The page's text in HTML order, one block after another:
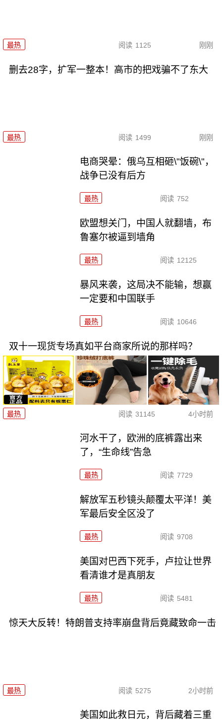
最热 阅读 1125 刚刚
删去28字，扩军一整本！高市的把戏骗不了东大
最热 阅读 1499 刚刚
电商哭晕：俄乌互相砸\"饭碗\"，
战争已没有后方
最热 阅读 752
欧盟想关门，中国人就翻墙，布
鲁塞尔被逼到墙角
最热 阅读 12125
暴风来袭，这局决不能输，想赢
一定要和中国联手
最热 阅读 10646
双十一现货专场真如平台商家所说的那样吗？
最热 阅读 31145 4小时前
河水干了，欧洲的底裤露出来
了，“生命线”告急
最热 阅读 7729
解放军五秒镜头颠覆太平洋！美
军最后安全区没了
最热 阅读 9708
美国对巴西下死手，卢拉让世界
看清谁才是真朋友
最热 阅读 5481
惊天大反转！特朗普支持率崩盘背后竟藏致命一击
最热 阅读 5275 2小时前
美国如此救日元，背后藏着三重